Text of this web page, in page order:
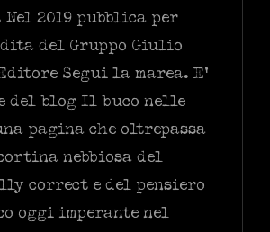
2019 pubblica per
del Gruppo Giulio
Segui la marea. E’
del blog Il buco nelle
pagina che oltrepassa
nebbiosa del
correct e del pensiero
oggi imperante nel